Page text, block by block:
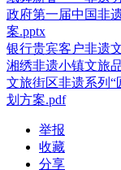
政府第一届中国非
案.pptx
银行贵宾客户非遗
湘绣非遗小镇文旅
文旅街区非遗系列“
划方案.pdf
举报
收藏
分享